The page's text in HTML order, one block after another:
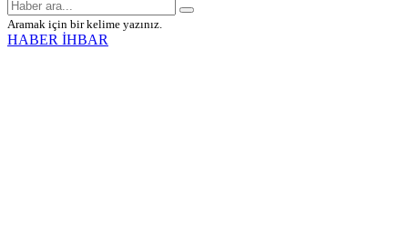
Aramak için bir kelime yazınız.
HABER İHBAR